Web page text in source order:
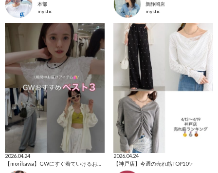
本部
mystic
新静岡店
mystic
2026.04.24
2026.04.24
【神戸店】今週の売れ筋TOP10✨